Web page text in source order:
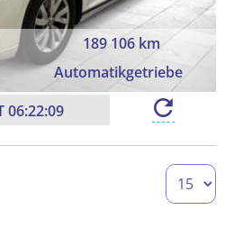
189 106 km
Automatikgetriebe
06:22:09